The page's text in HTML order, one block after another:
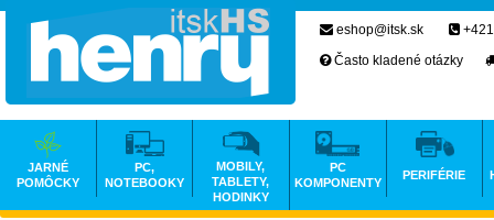
eshop@itsk.sk
Často kladené otázky
JARNÉ
POMÔCKY
PC,
NOTEBOOKY
MOBILY,
TABLETY,
HODINKY
PC
KOMPONENTY
PERIFÉRIE